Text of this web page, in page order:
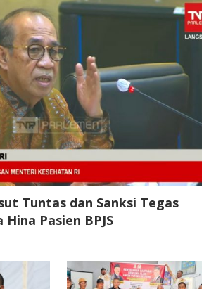
Tuntas dan Sanksi Tegas
Pasien BPJS